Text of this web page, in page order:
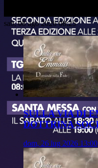
sab, 08 ago 2026 08:25
SULLA VIA DI
DOTTRINA
dom, 26 lug 2026 13:00